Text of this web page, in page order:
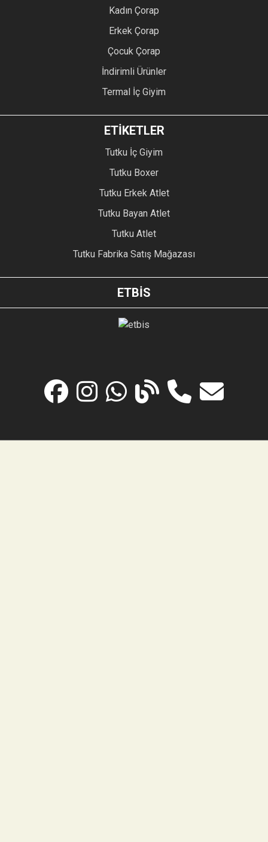
Kadın Çorap
Erkek Çorap
Çocuk Çorap
İndirimli Ürünler
Termal İç Giyim
ETİKETLER
Tutku İç Giyim
Tutku Boxer
Tutku Erkek Atlet
Tutku Bayan Atlet
Tutku Atlet
Tutku Fabrika Satış Mağazası
ETBİS